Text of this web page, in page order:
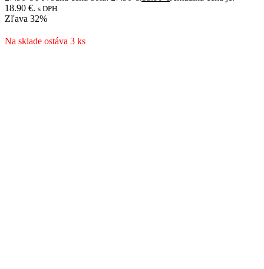
18.90 €. s DPH
Zľava 32%
Na sklade ostáva 3 ks